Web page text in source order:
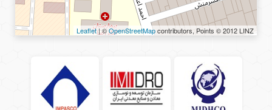
Leaflet| ©OpenStreetMapcontributors, Points © 2012 LINZ